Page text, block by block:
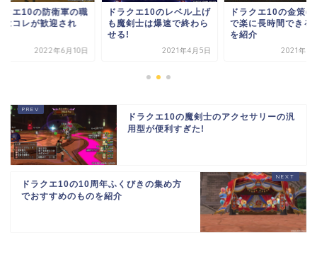
ドラクエ10のレベル上げ
も魔剣士は爆速で終わら
2021年4月5日
ドラクエ10の金策(ソロ)
で楽に長時間できるもの
を紹介
2021年5月31日
ドラクエ10の防
業ではコレが歓
る!?
2022
ドラクエ10の魔剣士のアクセサリーの汎
用型が便利すぎた!
ドラクエ10の10周年ふくびきの集め方
でおすすめのものを紹介